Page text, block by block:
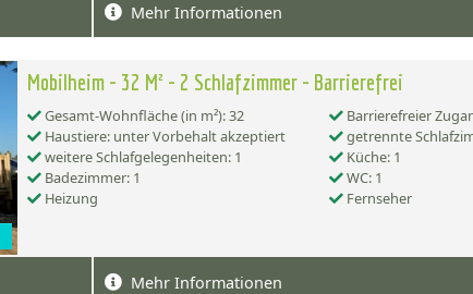
Mehr Informationen
Mobilheim - 32 M² - 2 Schlafzimmer - Barrierefrei
Gesamt-Wohnfläche (in m²): 32
Barrierefreier
Haustiere: unter Vorbehalt akzeptiert
getrennte
weitere Schlafgelegenheiten: 1
Küche: 1
Badezimmer: 1
WC: 1
Heizung
Fernseher
Mehr Informationen